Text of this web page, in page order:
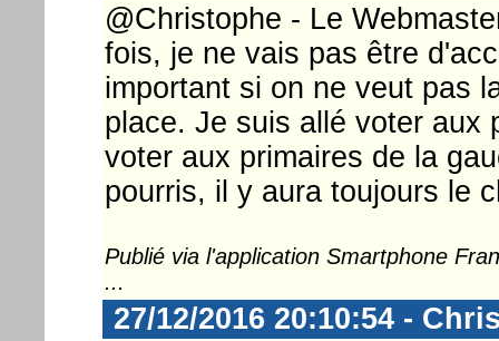
@Christophe - Le
fois, je ne vais pas être
important si on ne veut pas
place. Je suis allé voter aux
voter aux primaires de la
pourris, il y aura toujours le
Publié via l'application Smartphone
...
27/12/2016 20:10:54 -